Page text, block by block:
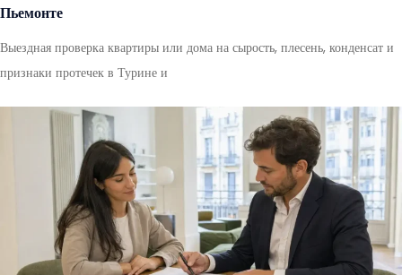
Пьемонте
Выездная проверка квартиры или дома на сырость, плесень, конденсат и
признаки протечек в Турине и